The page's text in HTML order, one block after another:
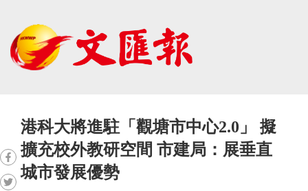
港科大將進駐「觀塘市中心2.0」 擬
擴充校外教研空間 市建局：展垂直
城市發展優勢